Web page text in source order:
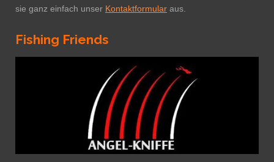
sie ganz einfach unser Kontaktformular aus.
Fishing Friends